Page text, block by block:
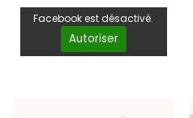
sa création...
Facebook est désactivé.
Autoriser